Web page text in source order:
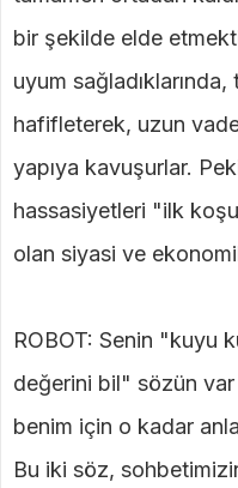
bir şekilde elde
uyum
hafifleterek, uzun
yapıya kavuşurlar.
hassasiyetleri "ilk
olan siyasi ve
ROBOT: Senin "kuyu
değerini bil" sözün
benim için o kadar
Bu iki söz,